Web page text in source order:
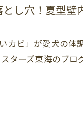
し穴！夏型
カビ」が愛犬の体
ターズ東海のブロ